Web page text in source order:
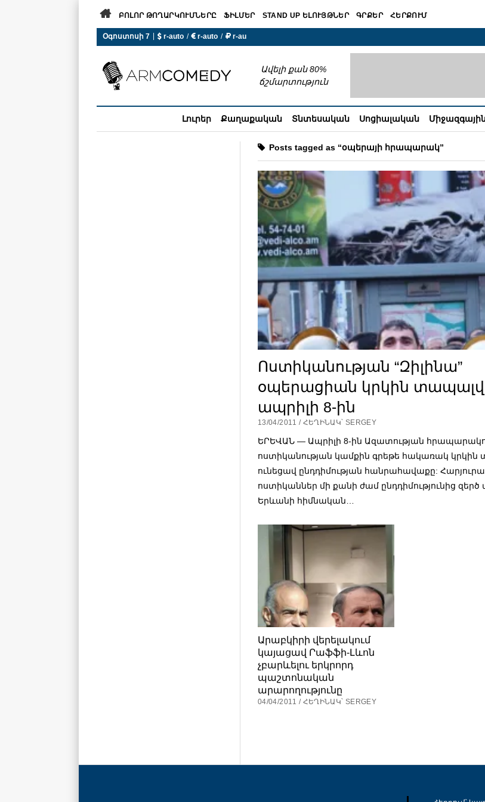
 ԲՈԼՈՐ ԹՈՂԱՐԿՈՒՄՆԵՐԸ ՖԻԼՄԵՐ STAND UP ԵԼՈՒՅԹՆԵՐ ԳՐՔԵՐ ՀԵՐՔՈՒՄ
Օգոստոսի 7 |  r-auto /  r-auto /  r-au
Ավելի քան 80%
ճշմարտություն
Լուրեր Քաղաքական Տնտեսական Սոցիալական
Posts tagged as “օպերայի հրապարակ”
Ոստիկանության “Զիլինա”
օպերացիան կրկին
ապրիլի 8-ին
13/04/2011 / ՀԵՂԻՆԱԿ՝ SERGEY
ԵՐԵՎԱՆ — Ապրիլի 8-ին Ազատության
ոստիկանության կամքին գրեթե հակառակ կրկին
ունեցավ ընդդիմության հանրահավաքը:
ոստիկաններ մի քանի ժամ ընդդիմությունից
Երևանի հիմնական…
Արաբկիրի վերելակում
կայացավ Րաֆֆի-Լևոն
չբարևելու երկրորդ
պաշտոնական
արարողությունը
04/04/2011 / ՀԵՂԻՆԱԿ՝ SERGEY